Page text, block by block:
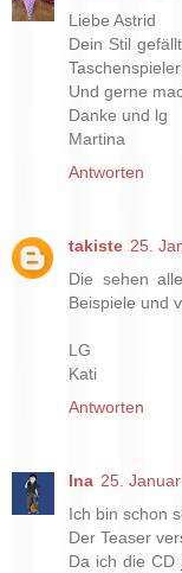
Liebe Astrid
Dein Stil
Und gerne
Danke und lg
Martina
Antworten
takiste 25.
Die sehen
Beispiele und
LG
Kati
Antworten
Ina 25.
Ich bin schon
Der Teaser
Da ich die CD